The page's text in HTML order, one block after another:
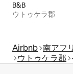
B&B
ウトゥケラ郡
Airbnb 南アフ
ウトゥケラ郡